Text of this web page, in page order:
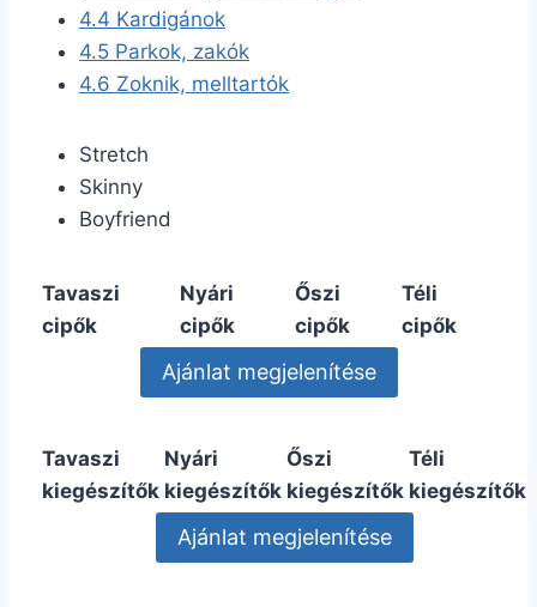
4.4 Kardigánok
4.5 Parkok, zakók
4.6 Zoknik, melltartók
Stretch
Skinny
Boyfriend
Tavaszi
cipők
Nyári
cipők
Őszi
cipők
Téli
cipők
Tavaszi
kiegészítők
Nyári
kiegészítők
Őszi
kiegészítők
Téli
kiegészítők